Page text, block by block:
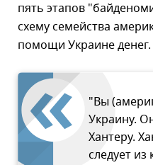
пять этапов
схему семейства
помощи Украине денег.
"Вы
Украину.
Хантеру.
следует из